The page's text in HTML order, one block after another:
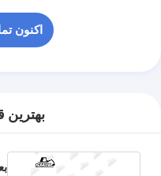
اکنون
بهترين